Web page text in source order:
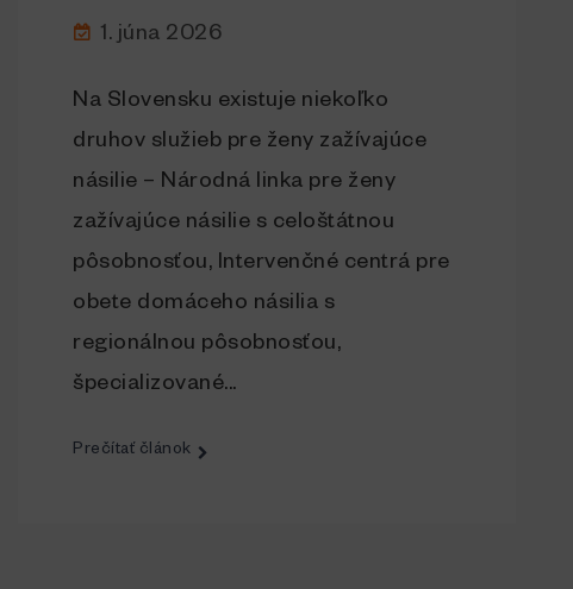
1. júna 2026
Na Slovensku existuje niekoľko
druhov služieb pre ženy zažívajúce
násilie – Národná linka pre ženy
zažívajúce násilie s celoštátnou
pôsobnosťou, Intervenčné centrá pre
obete domáceho násilia s
regionálnou pôsobnosťou,
špecializované...
Prečítať článok